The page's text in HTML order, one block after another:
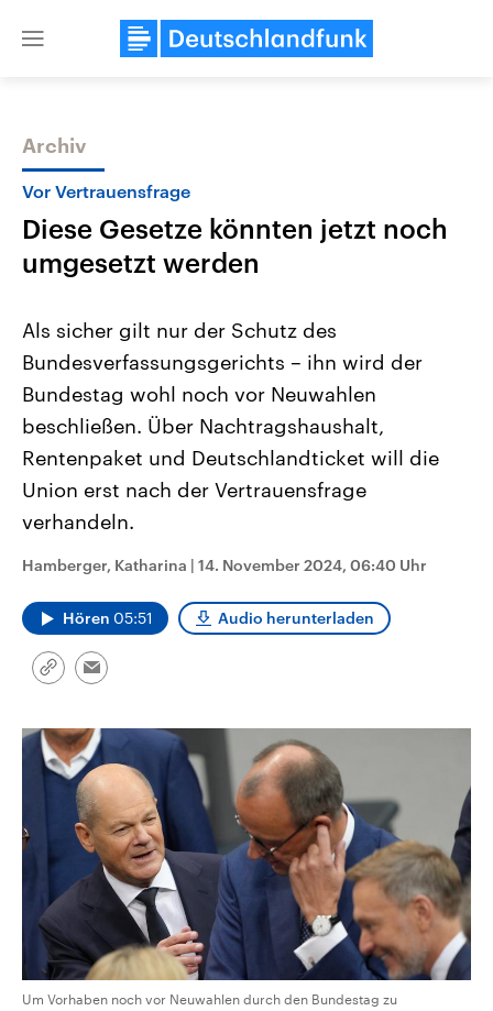
Close
Themen
Landtagswahl Sachsen-Anhalt
2026
Alle Informationen
Sachsen-Anhalt wählt am 6.
September 2026 einen neuen
Landtag. Seit 2021 wird das
Bundesland von einer Koalition aus
Umfragen, Prognosen,
und Hintergründe zu den Parteien
und Kandidaten der anstehenden
Aktuelle Beiträge,
Hintergründe
Wirtschaftlich und
gehören die Vereinigten
den mächtigsten Ländern
mit großem Einfluss auf
aktuelle Weltgeschehen.
Sendungen Programm Podcasts
Audio-Archiv
Archiv
Vor Vertrauensfrage
Diese Gesetze könnten jetzt noch
umgesetzt werden
Als sicher gilt nur der Schutz des
Bundesverfassungsgerichts – ihn wird der
Bundestag wohl noch vor Neuwahlen
beschließen. Über Nachtragshaushalt,
Rentenpaket und Deutschlandticket will die
Union erst nach der Vertrauensfrage
verhandeln.
Hamberger, Katharina | 14. November 2024, 06:40 Uhr
Hören 05:51 Audio herunterladen
Link
Email
Um Vorhaben noch vor Neuwahlen durch den Bundestag zu